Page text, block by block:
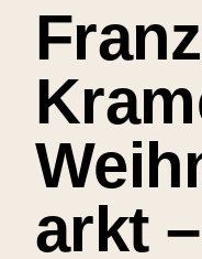
Franz
arkt